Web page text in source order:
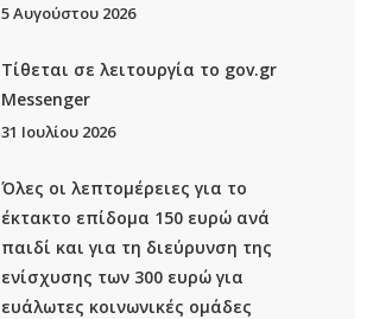
5 Αυγούστου 2026
Τίθεται σε λειτουργία το gov.gr
Μessenger
31 Ιουλίου 2026
Όλες οι λεπτομέρειες για το
έκτακτο επίδομα 150 ευρώ ανά
παιδί και για τη διεύρυνση της
ενίσχυσης των 300 ευρώ για
ευάλωτες κοινωνικές ομάδες